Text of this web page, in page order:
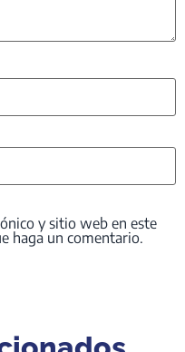
y sitio web en este
haga un comentario.